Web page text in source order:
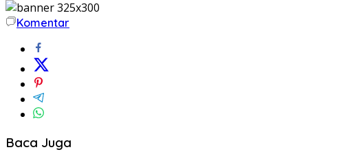
Komentar
Baca Juga